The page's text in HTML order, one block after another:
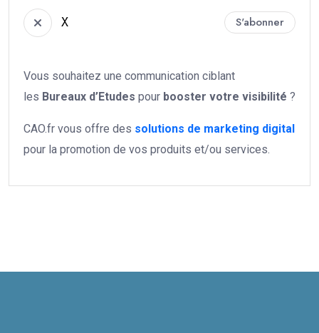
X S'abonner
Vous souhaitez une communication ciblant
les Bureaux d’Etudes pour booster votre visibilité ?
CAO.fr vous offre des solutions de marketing digital
pour la promotion de vos produits et/ou services.